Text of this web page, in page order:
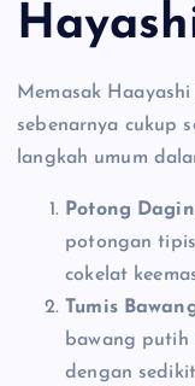
Memasak
sebenarnya cukup
langkah umum
Potong
potongan
cokelat
Tumis
bawang
dengan